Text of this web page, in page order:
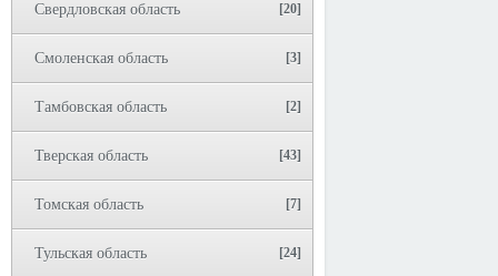
Свердловская область [20]
Смоленская область [3]
Тамбовская область [2]
Тверская область [43]
Томская область [7]
Тульская область [24]